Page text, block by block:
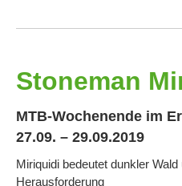
Stoneman
MTB-Wochenende im
27.09. – 29.09.2019
Miriquidi bedeutet dunkler
Herausforderung